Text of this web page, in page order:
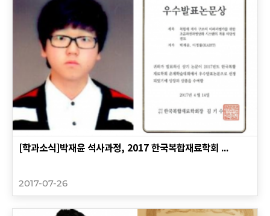
[학과소식]박재윤 석사과정, 2017 한국복합재료학회 ...
2017-07-26